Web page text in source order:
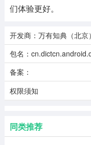
们体验更好。
开发商：万有知典（北
包名：
备案：
权限须知
同类推荐